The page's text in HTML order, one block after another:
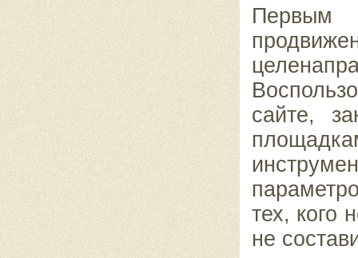
Первым
сайте,
тех, кого
не